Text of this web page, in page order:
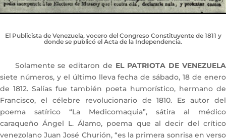
El Publicista de Venezuela, vocero del Congreso Constituyente de 1811 y
donde se publicó el Acta de la Independencia.
Solamente se editaron de EL PATRIOTA DE VENEZUELA
siete números, y el último lleva fecha de sábado, 18 de enero
de 1812. Salías fue también poeta humorístico, hermano de
Francisco, el célebre revolucionario de 1810. Es autor del
poema satírico “La Medicomaquia”, sátira al médico
caraqueño Ángel L. Álamo, poema que al decir del crítico
venezolano Juan José Churión, “es la primera sonrisa en verso